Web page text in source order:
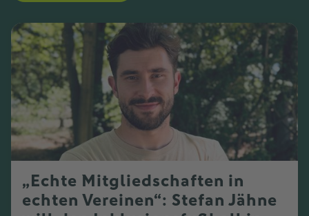
„Echte Mitgliedschaften in
echten Vereinen“: Stefan Jähne